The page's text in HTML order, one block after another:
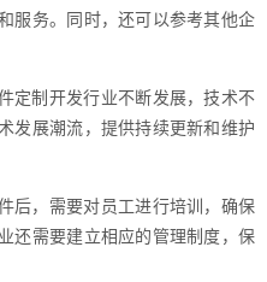
服务。同时，还可以参考其他企
定制开发行业不断发展，技术不
发展潮流，提供持续更新和维护
后，需要对员工进行培训，确保
还需要建立相应的管理制度，保